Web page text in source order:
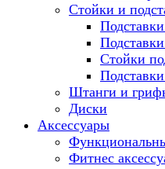
Стойки и
Стойки
Штанги и
Диски
Аксессуары
Фитнес